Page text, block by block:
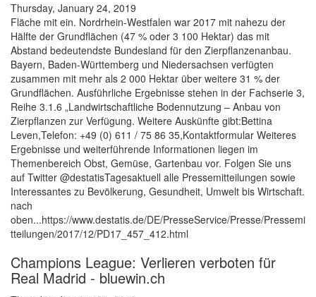
Thursday, January 24, 2019
Fläche mit ein. Nordrhein-Westfalen war 2017 mit nahezu der
Hälfte der Grundflächen (47 % oder 3 100 Hektar) das mit
Abstand bedeutendste Bundesland für den Zierpflanzenanbau.
Bayern, Baden-Württemberg und Niedersachsen verfügten
zusammen mit mehr als 2 000 Hektar über weitere 31 % der
Grundflächen. Ausführliche Ergebnisse stehen in der Fachserie 3,
Reihe 3.1.6 „Landwirtschaftliche Bodennutzung – Anbau von
Zierpflanzen zur Verfügung. Weitere Auskünfte gibt:Bettina
Leven,Telefon: +49 (0) 611 / 75 86 35,Kontaktformular Weiteres
Ergebnisse und weiterführende Informationen liegen im
Themenbereich Obst, Gemüse, Gartenbau vor. Folgen Sie uns
auf Twitter @destatisTagesaktuell alle Pressemitteilungen sowie
Interessantes zu Bevölkerung, Gesundheit, Umwelt bis Wirtschaft.
nach
oben...https://www.destatis.de/DE/PresseService/Presse/Pressemi
tteilungen/2017/12/PD17_457_412.html
Champions League: Verlieren verboten für
Real Madrid - bluewin.ch